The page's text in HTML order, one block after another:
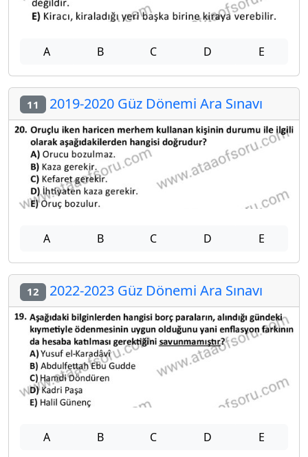
A B C D E
11 2019-2020 Güz Dönemi Ara Sınavı
A B C D E
12 2022-2023 Güz Dönemi Ara Sınavı
A B C D E